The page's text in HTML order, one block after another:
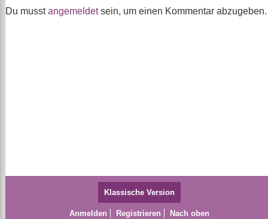
Du musstangemeldetsein, um einen Kommentar abzugeben.
Klassische Version
Anmelden Registrieren Nach oben